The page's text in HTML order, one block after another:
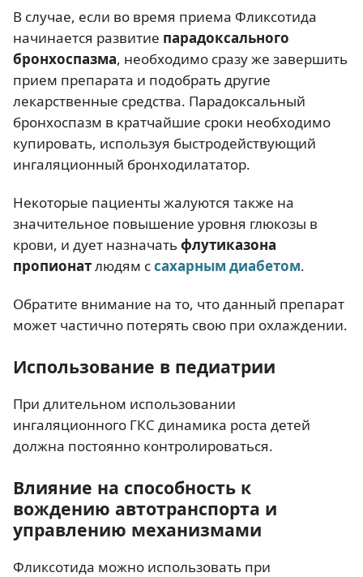
В случае, если во время приема Фликсотида
начинается развитие парадоксального
бронхоспазма, необходимо сразу же завершить
прием препарата и подобрать другие
лекарственные средства. Парадоксальный
бронхоспазм в кратчайшие сроки необходимо
купировать, используя быстродействующий
ингаляционный бронходилататор.
Некоторые пациенты жалуются также на
значительное повышение уровня глюкозы в
крови, и дует назначатьфлутиказона
пропионатлюдям ссахарным диабетом.
Обратите внимание на то, что данный препарат
может частично потерять свою при охлаждении.
Использование в педиатрии
При длительном использовании
ингаляционного ГКС динамика роста детей
должна постоянно контролироваться.
Влияние на способность к
вождению автотранспорта и
управлению механизмами
Фликсотида можно использовать при